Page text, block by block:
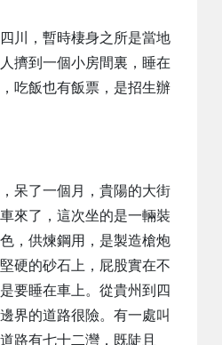
川，暫時棲身之所是當地
擠到一個小房間裏，睡在
吃飯也有飯票，是招生辦
呆了一個月，貴陽的大街
來了，這次坐的是一輛裝
，供煉鋼用，是製造槍炮
硬的砂石上，屁股實在不
要睡在車上。從貴州到四
界的道路很險。有一處叫
路有七十二灣，既陡且